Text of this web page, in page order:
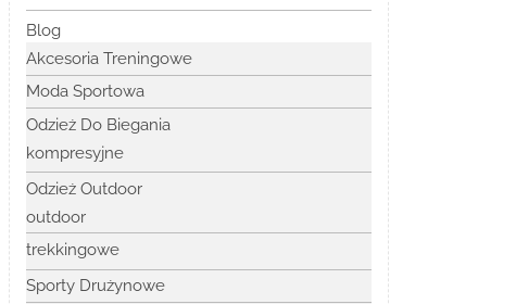
Blog
Akcesoria Treningowe
Moda Sportowa
Odzież Do Biegania
kompresyjne
Odzież Outdoor
outdoor
trekkingowe
Sporty Drużynowe